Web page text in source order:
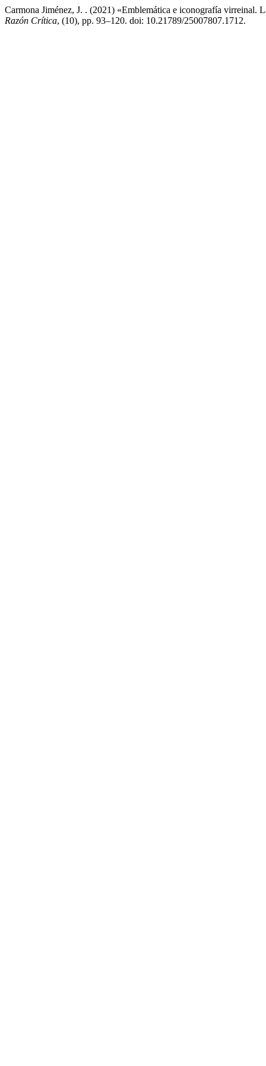
Carmona Jiménez, J. . (2021) «Emblemática e iconografía
Razón Crítica, (10), pp. 93–120. doi: 10.21789/25007807.1712.